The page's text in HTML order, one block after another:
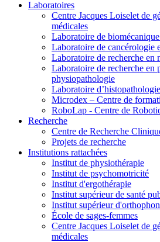
Laboratoires
Centre Jacques Loiselet de
médicales
Laboratoire de
Laboratoire de cancérologie
Laboratoire de recherche en
Laboratoire de recherche en
physiopathologie
Laboratoire d’histopathologie
Microdex – Centre de
RoboLap - Centre de
Recherche
Centre de Recherche
Projets de recherche
Institutions rattachées
Institut de physiothérapie
Institut de psychomotricité
Institut d'ergothérapie
Institut supérieur de santé
Institut supérieur
École de sages-femmes
Centre Jacques Loiselet de
médicales